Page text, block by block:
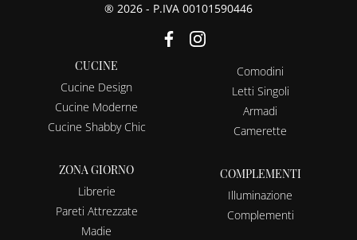
® 2026 - P.IVA 00101590446
CUCINE
Cucine Design
Cucine Moderne
Cucine Shabby Chic
ZONA GIORNO
Librerie
Pareti Attrezzate
Madie
Comodini
Letti Singoli
Armadi
Camerette
COMPLEMENTI
Illuminazione
Complementi